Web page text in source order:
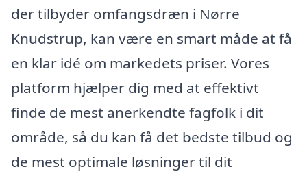
der tilbyder omfangsdræn i Nørre
Knudstrup, kan være en smart måde at få
en klar idé om markedets priser. Vores
platform hjælper dig med at effektivt
finde de mest anerkendte fagfolk i dit
område, så du kan få det bedste tilbud og
de mest optimale løsninger til dit